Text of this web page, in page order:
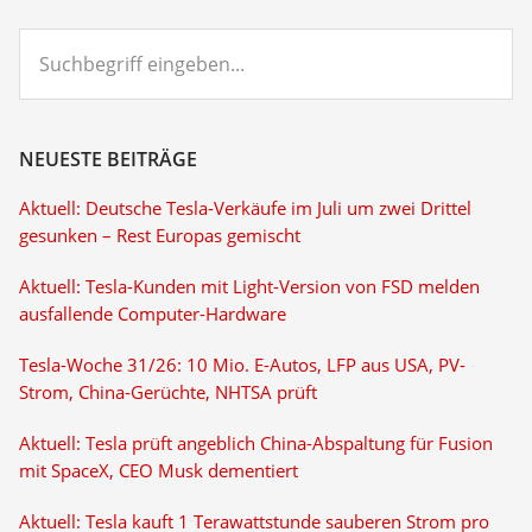
eingeben...
NEUESTE BEITRÄGE
Aktuell: Deutsche Tesla-Verkäufe im Juli um zwei Drittel
gesunken – Rest Europas gemischt
Aktuell: Tesla-Kunden mit Light-Version von FSD melden
ausfallende Computer-Hardware
Tesla-Woche 31/26: 10 Mio. E-Autos, LFP aus USA, PV-
Strom, China-Gerüchte, NHTSA prüft
Aktuell: Tesla prüft angeblich China-Abspaltung für Fusion
mit SpaceX, CEO Musk dementiert
Aktuell: Tesla kauft 1 Terawattstunde sauberen Strom pro